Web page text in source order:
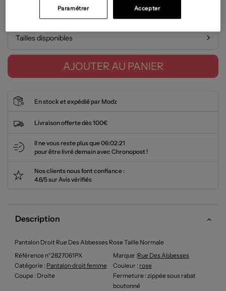
Guide des tailles
Tailles disponibles
AJOUTER AU PANIER
En stock et expédié par Modz
Livraison offerte dès 100€
Il ne vous reste plus que06:02:20
pour être livré demain avec Chronopost !
Nos clients nous font confiance :
4.6/5 sur Avis vérifiés
Description
Pantalon Droit Rue Des Abbesses Rose Taille Normale
Référence n°2827061PX
Marque :Rue Des Abbesses
Catégorie : Pantalon droit femme Couleur : rose
Coupe : Droite Fermeture : zippée sous rabat
boutonné
Accepter
Paramétrer